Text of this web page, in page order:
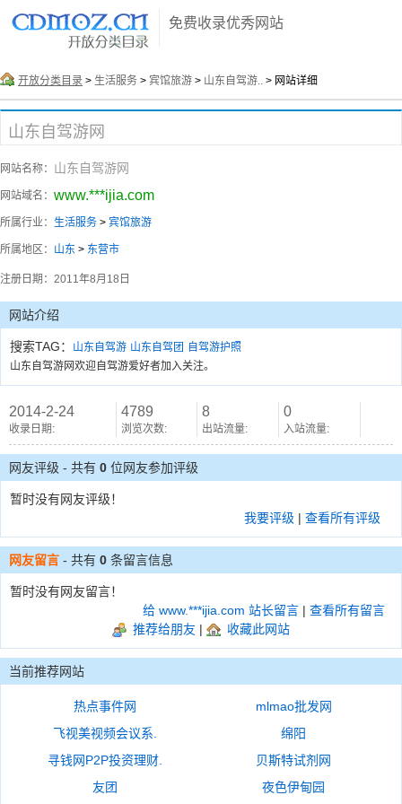
免费收录优秀网站
开放分类目录 > 生活服务 > 宾馆旅游 > 山东自驾游.. > 网站详细
山东自驾游网
网站名称： 山东自驾游网
网站域名： www.***ijia.com
所属行业： 生活服务 > 宾馆旅游
所属地区： 山东 > 东营市
注册日期： 2011年8月18日
网站介绍
搜索TAG： 山东自驾游 山东自驾团 自驾游护照
山东自驾游网欢迎自驾游爱好者加入关注。
2014-2-24
收录日期:
4789
浏览次数:
8
出站流量:
0
入站流量:
网友评级 - 共有 0 位网友参加评级
暂时没有网友评级！
我要评级 | 查看所有评级
网友留言 - 共有 0 条留言信息
暂时没有网友留言！
给 www.***ijia.com 站长留言 | 查看所有留言
推荐给朋友 | 收藏此网站
当前推荐网站
热点事件网
mlmao批发网
飞视美视频会议系.
绵阳
寻钱网P2P投资理财.
贝斯特试剂网
友团
夜色伊甸园